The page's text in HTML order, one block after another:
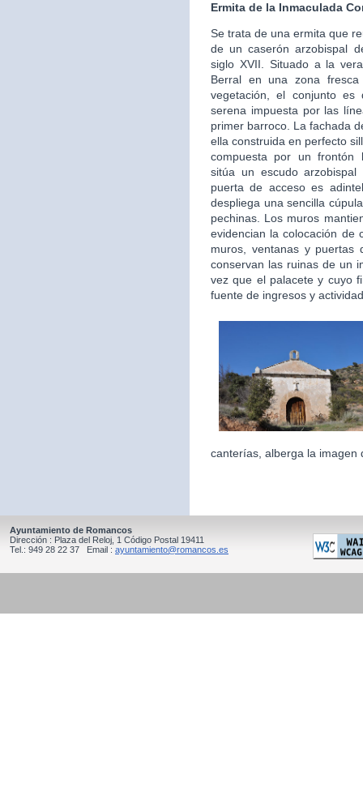
Ermita de la Inmaculada
Se trata de una ermita que
de un caserón arzobispal
siglo XVII. Situado a la
Berral en una zona
vegetación, el conjunto es
serena impuesta por las
primer barroco. La fachada
ella construida en perfecto
compuesta por un
sitúa un escudo
puerta de acceso es
despliega una sencilla
pechinas. Los muros
evidencian la colocación de
muros, ventanas y puertas
conservan las ruinas de un
vez que el palacete y cuyo
fuente de ingresos y
canterías, alberga la imagen
Ayuntamiento de Romancos
Dirección : Plaza del Reloj, 1 Código Postal 19411
Tel.: 949 28 22 37 Email : ayuntamiento@romancos.es